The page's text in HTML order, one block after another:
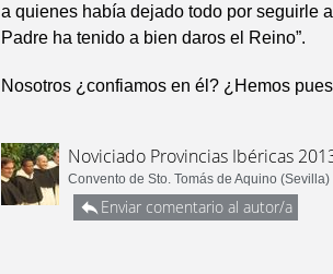
a quienes había dejado todo por seguirle
Padre ha tenido a bien daros el Reino”.
Nosotros ¿confiamos en él? ¿Hemos
Noviciado Provincias Ibéricas
Convento de Sto. Tomás de Aquino (Sevilla)
Enviar comentario al autor/a